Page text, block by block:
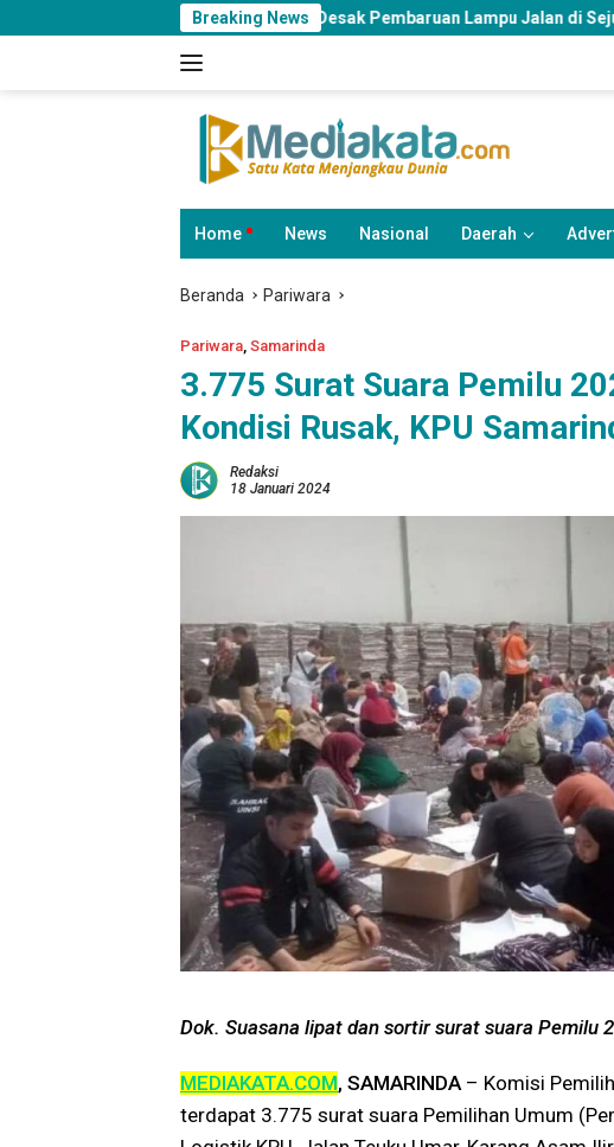
ke
Breaking News
Samarinda Desak Pembaruan Lampu Jalan di Sejumlah Ruas Protokol
Home News Nasional Daerah
Beranda Pariwara
Pariwara, Samarinda
3.775 Surat Suara Pemilu
Kondisi Rusak, KPU
Redaksi
18 Januari 2024
Dok. Suasana lipat dan sortir surat suara Pemilu
MEDIAKATA.COM, SAMARINDA– Komisi
terdapat 3.775 surat suara Pemilihan Umum